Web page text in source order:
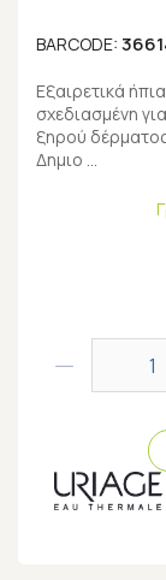
BARCODE:
Εξαιρετικά
σχεδιασμένη
ξηρού
Δημιο …